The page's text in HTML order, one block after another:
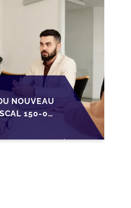
NOUVEAU
150-0
DES